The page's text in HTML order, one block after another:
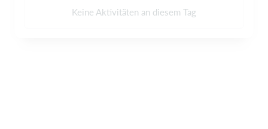
Keine Aktivitäten an diesem Tag